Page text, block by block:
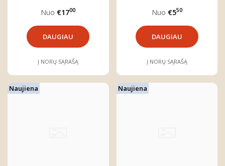
Nuo €1700
DAUGIAU
Į NORŲ SĄRAŠĄ
Nuo €550
DAUGIAU
Į NORŲ SĄRAŠĄ
Naujiena Naujiena